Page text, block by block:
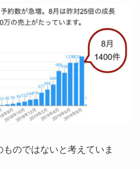
のではないと考えていま